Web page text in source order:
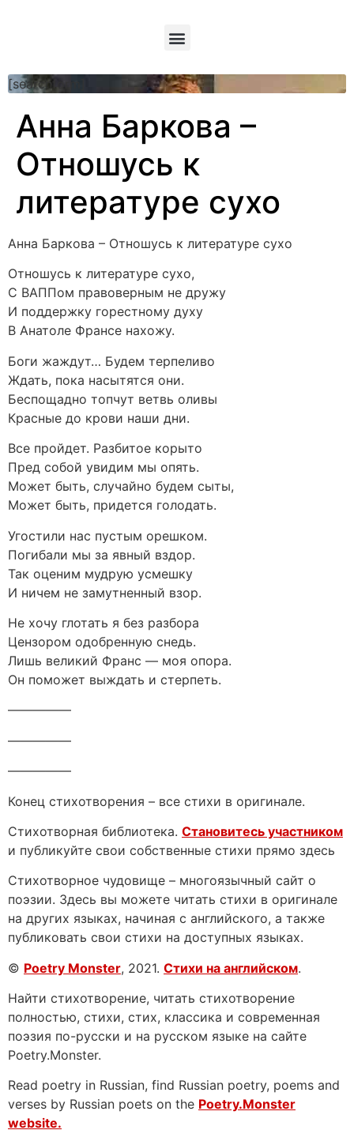
[searchform]
Анна Баркова –
Отношусь к
литературе сухо
Анна Баркова – Отношусь к литературе сухо
Отношусь к литературе сухо,
С ВАППом правоверным не дружу
И поддержку горестному духу
В Анатоле Франсе нахожу.
Боги жаждут… Будем терпеливо
Ждать, пока насытятся они.
Беспощадно топчут ветвь оливы
Красные до крови наши дни.
Все пройдет. Разбитое корыто
Пред собой увидим мы опять.
Может быть, случайно будем сыты,
Может быть, придется голодать.
Угостили нас пустым орешком.
Погибали мы за явный вздор.
Так оценим мудрую усмешку
И ничем не замутненный взор.
Не хочу глотать я без разбора
Цензором одобренную снедь.
Лишь великий Франс — моя опора.
Он поможет выждать и стерпеть.
—————
—————
—————
Конец стихотворения – все стихи в оригинале.
Стихотворная библиотека. Становитесь участником
и публикуйте свои собственные стихи прямо здесь
Стихотворное чудовище – многоязычный сайт о
поэзии. Здесь вы можете читать стихи в оригинале
на других языках, начиная с английского, а также
публиковать свои стихи на доступных языках.
© Poetry Monster, 2021. Стихи на английском.
Найти стихотворение, читать стихотворение
полностью, стихи, стих, классика и современная
поэзия по-русски и на русском языке на сайте
Poetry.Monster.
Read poetry in Russian, find Russian poetry, poems and
verses by Russian poets on the Poetry.Monster
website.